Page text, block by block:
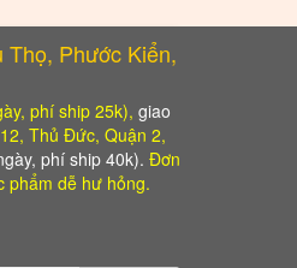
Thọ, Phước Kiển,
phí ship 25k), giao
Thủ Đức, Quận 2,
phí ship 40k). Đơn
phẩm dễ hư hỏng.